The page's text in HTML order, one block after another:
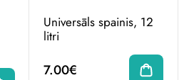
Universāls spainis, 12
litri
7.00€